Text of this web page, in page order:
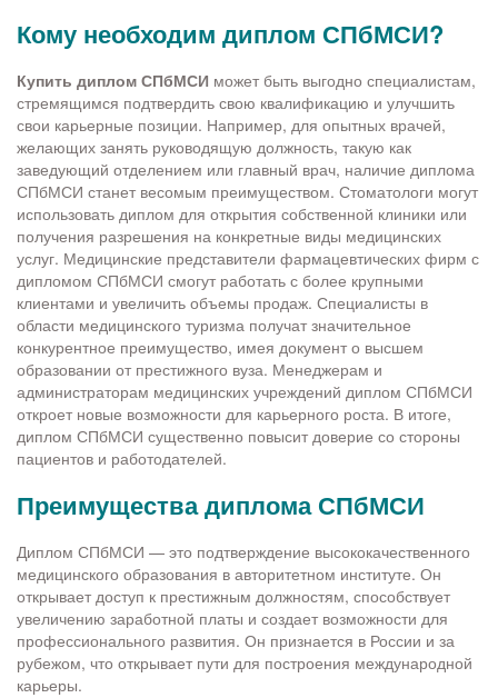
Кому необходим диплом СПбМСИ?
Купить диплом СПбМСИ может быть выгодно специалистам,
стремящимся подтвердить свою квалификацию и улучшить
свои карьерные позиции. Например, для опытных врачей,
желающих занять руководящую должность, такую как
заведующий отделением или главный врач, наличие диплома
СПбМСИ станет весомым преимуществом. Стоматологи могут
использовать диплом для открытия собственной клиники или
получения разрешения на конкретные виды медицинских
услуг. Медицинские представители фармацевтических фирм с
дипломом СПбМСИ смогут работать с более крупными
клиентами и увеличить объемы продаж. Специалисты в
области медицинского туризма получат значительное
конкурентное преимущество, имея документ о высшем
образовании от престижного вуза. Менеджерам и
администраторам медицинских учреждений диплом СПбМСИ
откроет новые возможности для карьерного роста. В итоге,
диплом СПбМСИ существенно повысит доверие со стороны
пациентов и работодателей.
Преимущества диплома СПбМСИ
Диплом СПбМСИ — это подтверждение высококачественного
медицинского образования в авторитетном институте. Он
открывает доступ к престижным должностям, способствует
увеличению заработной платы и создает возможности для
профессионального развития. Он признается в России и за
рубежом, что открывает пути для построения международной
карьеры.